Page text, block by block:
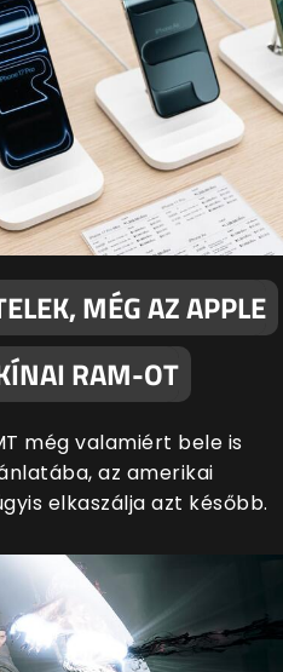
MÉG AZ APPLE
RAM-OT
még valamiért bele is
az amerikai
elkaszálja azt később.